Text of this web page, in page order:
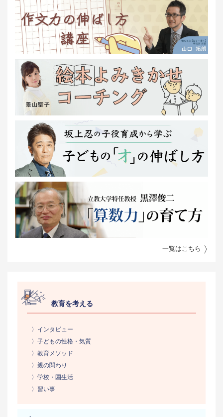
一覧はこちら
教育を考える
〉インタビュー
〉子どもの性格・気質
〉教育メソッド
〉親の関わり
〉学校・園生活
〉習い事